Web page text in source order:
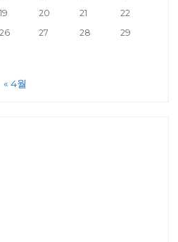
19 20 21
22
26 27 28
29
« 4월